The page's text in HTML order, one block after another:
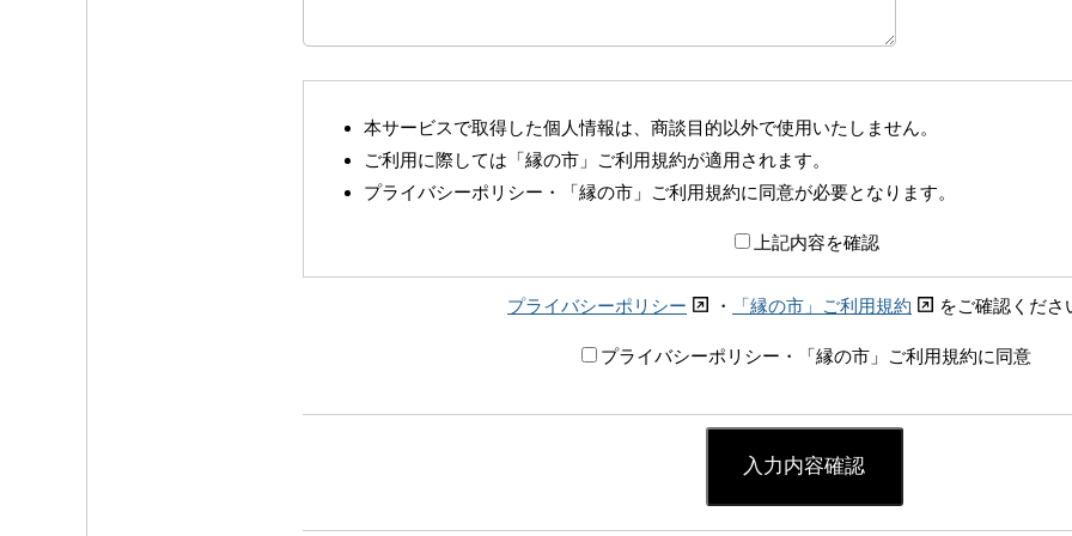
本サービスで取得した個人情報は、商談目的以外で使用いたしません。
ご利用に際しては「縁の市」ご利用規約が適用されます。
プライバシーポリシー・「縁の市」ご利用規約に同意が必要となります。
上記内容を確認
プライバシーポリシー ・ 「縁の市」ご利用規約 をご確認くださ
プライバシーポリシー・「縁の市」ご利用規約に同意
入力内容確認